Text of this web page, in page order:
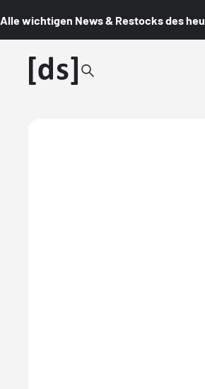
Alle wichtigen News & Restocks des